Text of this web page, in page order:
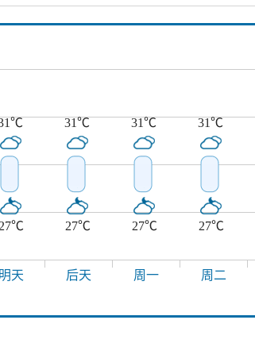
27℃
31℃
27℃
31℃
27℃
31℃
27℃
明天 后天 周一 周二